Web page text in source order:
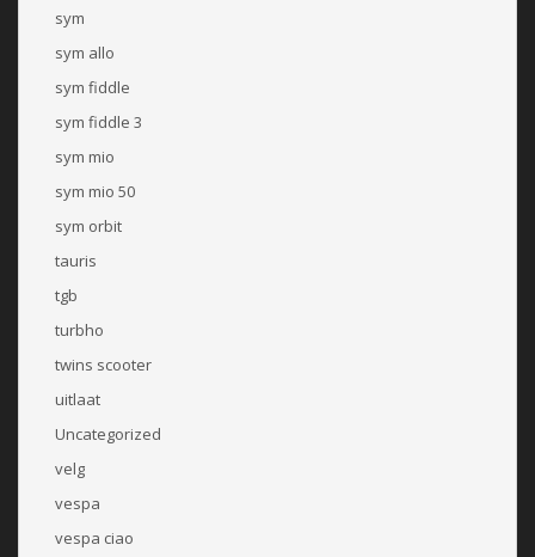
sym
sym allo
sym fiddle
sym fiddle 3
sym mio
sym mio 50
sym orbit
tauris
tgb
turbho
twins scooter
uitlaat
Uncategorized
velg
vespa
vespa ciao